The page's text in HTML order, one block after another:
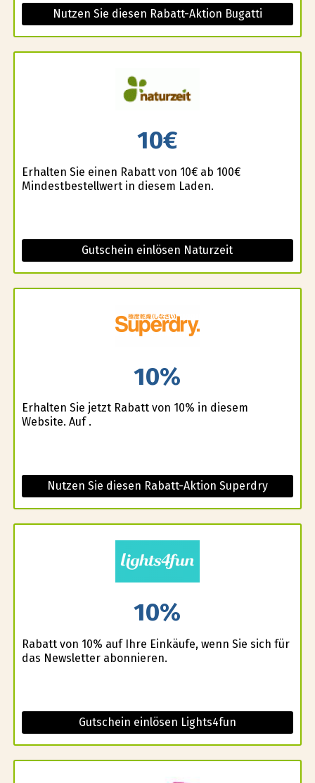
Nutzen Sie diesen Rabatt-Aktion Bugatti
10€
Erhalten Sie einen Rabatt von 10€ ab 100€
Mindestbestellwert in diesem Laden.
Gutschein einlösen Naturzeit
10%
Erhalten Sie jetzt Rabatt von 10% in diesem
Website. Auf .
Nutzen Sie diesen Rabatt-Aktion Superdry
10%
Rabatt von 10% auf Ihre Einkäufe, wenn Sie sich für
das Newsletter abonnieren.
Gutschein einlösen Lights4fun